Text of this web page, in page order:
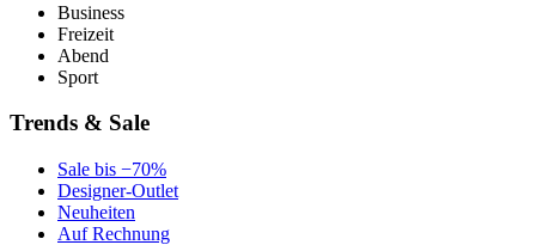
Business
Freizeit
Abend
Sport
Trends & Sale
Sale bis −70%
Designer-Outlet
Neuheiten
Auf Rechnung